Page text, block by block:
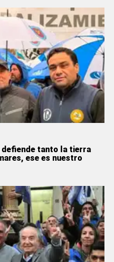
defiende tanto la tierra
ese es nuestro